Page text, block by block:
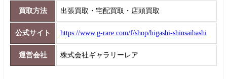
買取方法 出張買取・宅配買取・店頭買取
公式サイト https://www.g-rare.com/f/shop/higashi-shinsaibashi
運営会社 株式会社ギャラリーレア